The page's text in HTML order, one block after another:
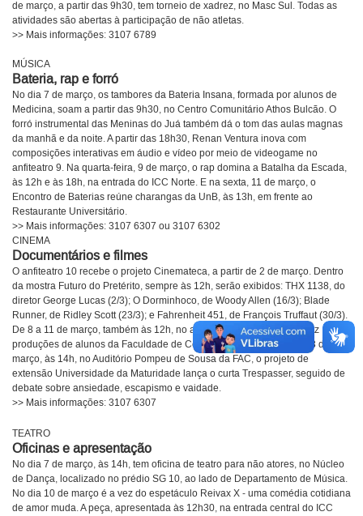
de março, a partir das 9h30, tem torneio de xadrez, no Masc Sul. Todas as
atividades são abertas à participação de não atletas.
>> Mais informações: 3107 6789
MÚSICA
Bateria, rap e forró
No dia 7 de março, os tambores da Bateria Insana, formada por alunos de
Medicina, soam a partir das 9h30, no Centro Comunitário Athos Bulcão. O
forró instrumental das Meninas do Juá também dá o tom das aulas magnas
da manhã e da noite. A partir das 18h30, Renan Ventura inova com
composições interativas em áudio e vídeo por meio de videogame no
anfiteatro 9. Na quarta-feira, 9 de março, o rap domina a Batalha da Escada,
às 12h e às 18h, na entrada do ICC Norte. E na sexta, 11 de março, o
Encontro de Baterias reúne charangas da UnB, às 13h, em frente ao
Restaurante Universitário.
>> Mais informações: 3107 6307 ou 3107 6302
CINEMA
Documentários e filmes
O anfiteatro 10 recebe o projeto Cinemateca, a partir de 2 de março. Dentro
da mostra Futuro do Pretérito, sempre às 12h, serão exibidos: THX 1138, do
diretor George Lucas (2/3); O Dorminhoco, de Woody Allen (16/3); Blade
Runner, de Ridley Scott (23/3); e Fahrenheit 451, de François Truffaut (30/3).
De 8 a 11 de março, também às 12h, no anfiteatro 10, estão em cartaz
produções de alunos da Faculdade de Comunicação (FAC). No dia 8 de
março, às 14h, no Auditório Pompeu de Sousa da FAC, o projeto de
extensão Universidade da Maturidade lança o curta Trespasser, seguido de
debate sobre ansiedade, escapismo e vaidade.
>> Mais informações: 3107 6307
TEATRO
Oficinas e apresentação
No dia 7 de março, às 14h, tem oficina de teatro para não atores, no Núcleo
de Dança, localizado no prédio SG 10, ao lado de Departamento de Música.
No dia 10 de março é a vez do espetáculo Reivax X - uma comédia cotidiana
de amor muda. A peça, apresentada às 12h30, na entrada central do ICC